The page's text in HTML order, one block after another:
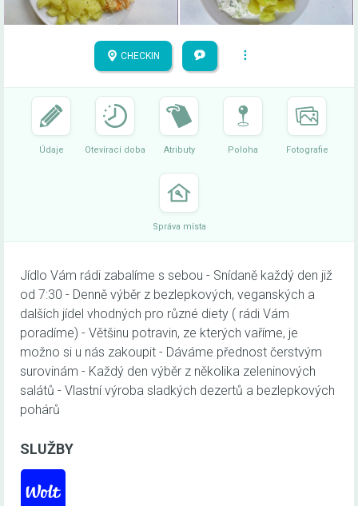
CHECKIN
Údaje Otevírací doba Atributy Poloha Fotografie
Správa místa
Jídlo Vám rádi zabalíme s sebou - Snídaně každý den již
od 7:30 - Denně výběr z bezlepkových, veganských a
dalších jídel vhodných pro různé diety ( rádi Vám
poradíme) - Většinu potravin, ze kterých vaříme, je
možno si u nás zakoupit - Dáváme přednost čerstvým
surovinám - Každý den výběr z několika zeleninových
salátů - Vlastní výroba sladkých dezertů a bezlepkových
pohárů
SLUŽBY